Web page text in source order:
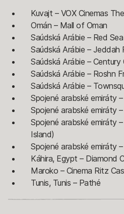
Kuvajt – VOX Cinemas
Omán – Mall of Oman
Saúdská Arábie – Red
Saúdská Arábie – Jeddah
Saúdská Arábie – Century
Saúdská Arábie – Roshn
Saúdská Arábie –
Spojené arabské emiráty
Spojené arabské emiráty
Spojené arabské emiráty
Island)
Spojené arabské emiráty
Káhira, Egypt – Diamond
Maroko – Cinema Ritz
Tunis, Tunis – Pathé